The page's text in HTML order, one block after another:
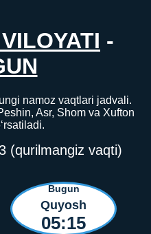
-
namoz vaqtlari jadvali.
Asr, Shom va Xufton
(qurilmangiz vaqti)
Bugun
Quyosh
05:15